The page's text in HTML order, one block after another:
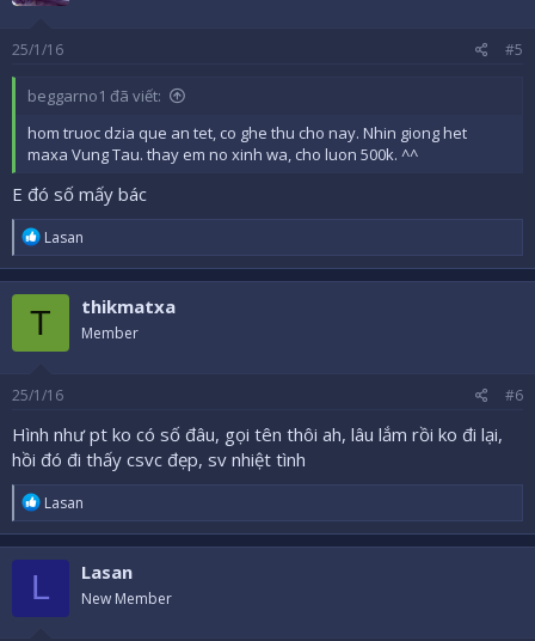
25/1/16 #5
beggarno1 đã viết:
hom truoc dzia que an tet, co ghe thu cho nay. Nhin giong het
maxa Vung Tau. thay em no xinh wa, cho luon 500k. ^^
E đó số mấy bác
R
e
a
c
t
o
s
Lasan
T thikmatxa
Member
25/1/16 #6
Hình như pt ko có số đâu, gọi tên thôi ah, lâu lắm rồi ko đi lại,
hồi đó đi thấy csvc đẹp, sv nhiệt tình
R
e
a
c
i
o
Lasan
L Lasan
New Member